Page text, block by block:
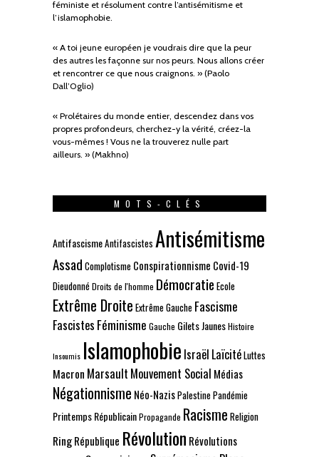
féministe et résolument contre l’antisémitisme et
l’islamophobie.
« A toi jeune européen je voudrais dire que la peur
des autres les façonne sur nos peurs. Nous allons créer
et rencontrer ce que nous craignons. » (Paolo
Dall’Oglio)
« Prolétaires du monde entier, descendez dans vos
propres profondeurs, cherchez-y la vérité, créez-la
vous-mêmes ! Vous ne la trouverez nulle part
ailleurs. » (Makhno)
MOTS-CLÉS
AntifascismeAntifascistes Antisémitisme
Assad Complotisme Conspirationnisme Covid-19
DieudonnéDroits de l'homme Démocratie Ecole
Extrême Droite Extrême Gauche Fascisme
Fascistes Féminisme Gauche Gilets JaunesHistoire
Insoumis Islamophobie Israël LaïcitéLuttes
Macron Marsault Mouvement Social Médias
Négationnisme Néo-NazisPalestinePandémie
Printemps RépublicainPropagande Racisme Religion
RingRépublique Révolution Révolutions